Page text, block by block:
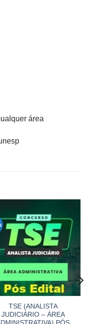
área
TSE (ANALISTA
JUDICIÁRIO – ÁREA